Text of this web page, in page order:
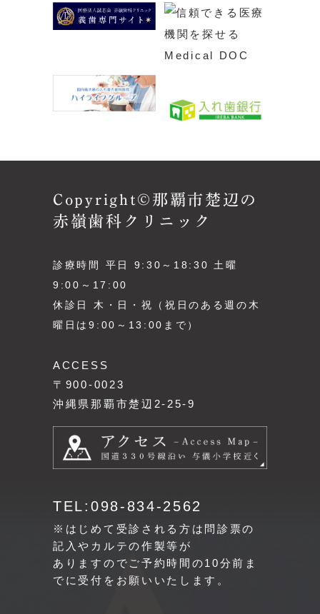
Copyright©那覇市楚辺の
赤嶺歯科クリニック
診療時間 平日 9:30～18:30 土曜
9:00～17:00
休診日 木・日・祝（祝日のある週の木
曜日は9:00～13:00まで）
ACCESS
〒900-0023
沖縄県那覇市楚辺2-25-9
TEL:098-834-2562
※はじめて受診される方は問診票の
記入やカルテの作製等が
ありますのでご予約時間の10分前ま
でに受付をお願いいたします。